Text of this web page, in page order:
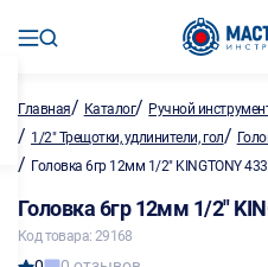
Главная/ Каталог/ Ручной
/ 1/2" Трещотки, удлинители, гол/
/ Головка 6гр 12мм 1/2" KINGTONY
Головка 6гр 12мм 1/2"
Код товара: 29168